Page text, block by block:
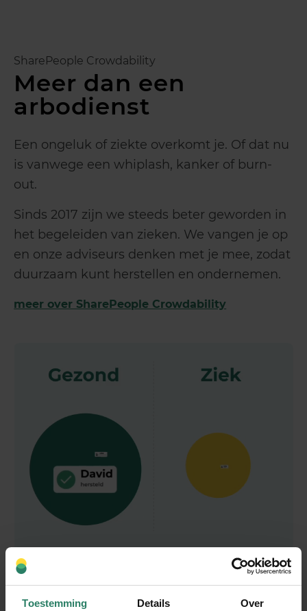
Toestemming Details Over
SharePeople Crowdability
Meer dan een
arbodienst
Een ongeluk of ziekte overkomt je. Of dat nu
is vanwege een whiplash, kanker of burn-
out.
Sinds 2017 zijn we steeds beter geworden in
het begeleiden van zieken. We vangen je op
en onze adviseurs denken met je mee, zodat
duurzaam kunt herstellen en ondernemen.
meer over SharePeople Crowdability